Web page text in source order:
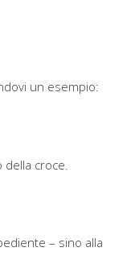
un esempio:
della croce.
– sino alla